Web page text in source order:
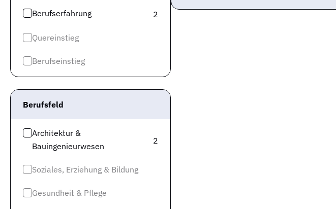
Berufserfahrung 2
Quereinstieg
Berufseinstieg
Berufsfeld
Architektur &
Bauingenieurwesen
2
Soziales, Erziehung & Bildung
Gesundheit & Pflege